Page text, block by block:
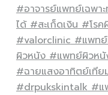
#อาจารย์แพทย์เฉพา
ได้#สะเก็ดเงิน #โรค
#valorclinic #แพท
ผิวหนัง#แพทย์ผิวหนั
#ฉายแสงอาทิตย์เทีย
#drpukskintalk #แ